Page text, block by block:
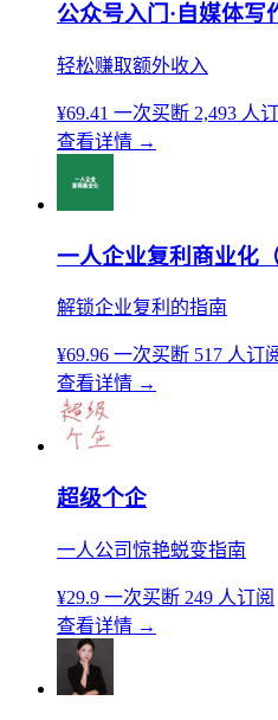
公众号入门·自媒体写
轻松赚取额外收入
¥69.41 一次买断 2,493 人
查看详情 →
一人企业复利商业化（
解锁企业复利的指南
¥69.96 一次买断 517 人订
查看详情 →
超级个企
一人公司惊艳蜕变指南
¥29.9 一次买断 249 人订阅
查看详情 →